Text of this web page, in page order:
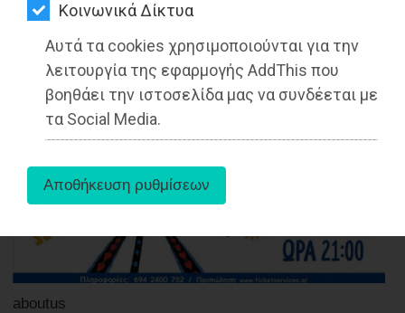
Kοινωνικά Δίκτυα
Αυτά τα cookies χρησιμοποιούνται για την
λειτουργία της εφαρμογής AddThis που
βοηθάει την ιστοσελίδα μας να συνδέεται με
τα Social Media.
ΨΙΘΥΡΟΙ
ΑΠΟΣΤΟΛΗ
ΑΡΘΡΩΝ
Από τo Dimotisnews
aboutus